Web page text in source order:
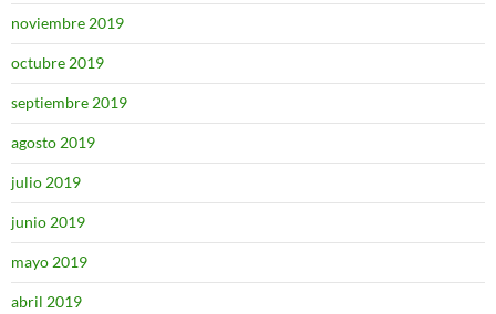
noviembre 2019
octubre 2019
septiembre 2019
agosto 2019
julio 2019
junio 2019
mayo 2019
abril 2019